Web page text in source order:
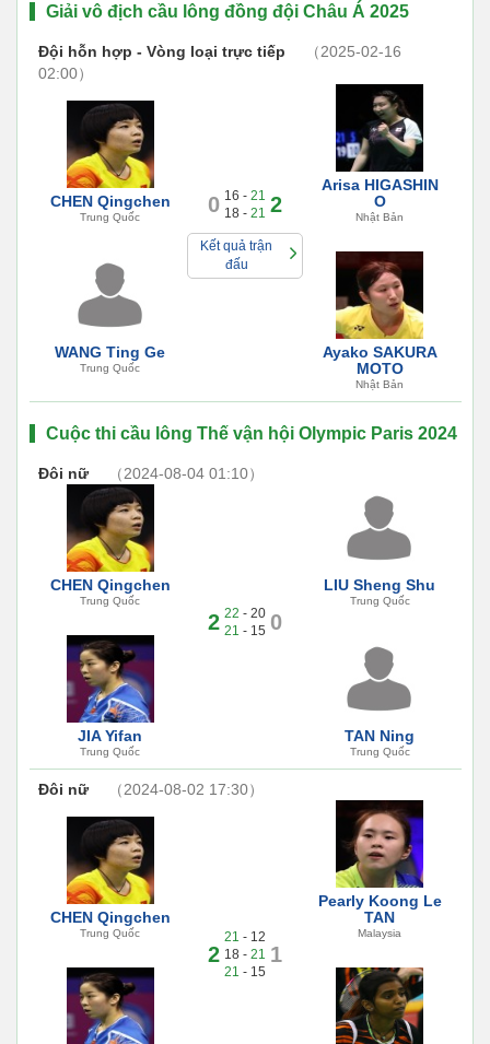
Giải vô địch cầu lông đồng đội Châu Á 2025
Đội hỗn hợp - Vòng loại trực tiếp
（2025-02-16
02:00）
CHEN Qingchen
Trung Quốc
WANG Ting Ge
Trung Quốc
0 16 - 21
18 - 21 2
Kết quả trận
đấu
Arisa HIGASHIN
O
Nhật Bản
Ayako SAKURA
MOTO
Nhật Bản
Cuộc thi cầu lông Thế vận hội Olympic Paris 2024
Đôi nữ （2024-08-04 01:10）
CHEN Qingchen
Trung Quốc
JIA Yifan
Trung Quốc
2 22 - 20
21 - 15 0
LIU Sheng Shu
Trung Quốc
TAN Ning
Trung Quốc
Đôi nữ （2024-08-02 17:30）
CHEN Qingchen
Trung Quốc
2
21 - 12
18 - 21
21 - 15
1
Pearly Koong Le
TAN
Malaysia